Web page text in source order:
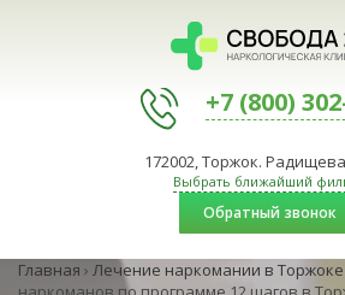
+7 (800)
172002, Торжок.
Выбрать ближайший
Обратный звонок
Главная › Лечение наркомании в Торжоке